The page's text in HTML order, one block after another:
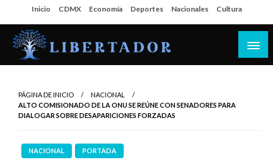
al
contenido
Inicio CDMX Economía Deportes Nacionales Cultura
PÁGINA DE INICIO
NACIONAL
ALTO COMISIONADO DE LA ONU SE REÚNE CON SENADORES PARA
DIALOGAR SOBRE DESAPARICIONES FORZADAS
NACIONAL PORTADA